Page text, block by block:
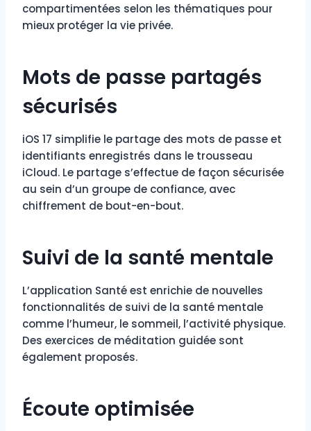
compartimentées selon les thématiques pour
mieux protéger la vie privée.
Mots de passe partagés
sécurisés
iOS 17 simplifie le partage des mots de passe et
identifiants enregistrés dans le trousseau
iCloud. Le partage s’effectue de façon sécurisée
au sein d’un groupe de confiance, avec
chiffrement de bout-en-bout.
Suivi de la santé mentale
L’application Santé est enrichie de nouvelles
fonctionnalités de suivi de la santé mentale
comme l’humeur, le sommeil, l’activité physique.
Des exercices de méditation guidée sont
également proposés.
Écoute optimisée